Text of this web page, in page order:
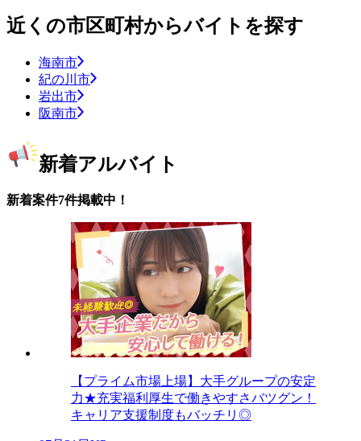
近くの市区町村からバイトを探す
海南市
紀の川市
岩出市
阪南市
新着アルバイト
新着案件7件掲載中！
【プライム市場上場】大手グループの安定
力★充実福利厚生で働きやすさバツグン！
キャリア支援制度もバッチリ◎